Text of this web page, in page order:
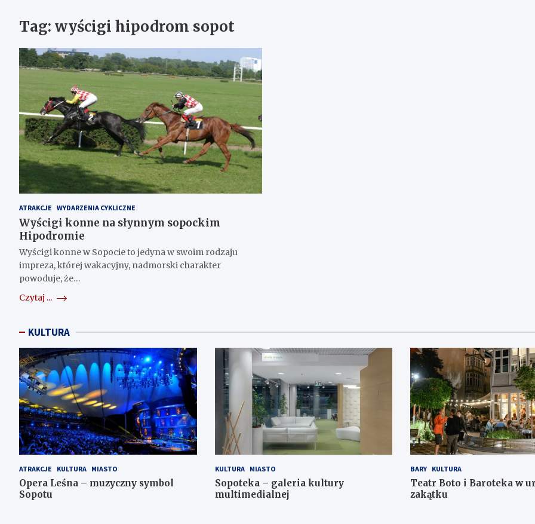
Tag: wyścigi hipodrom sopot
ATRAKCJE WYDARZENIA CYKLICZNE
Wyścigi konne na słynnym sopockim
Hipodromie
Wyścigi konne w Sopocie to jedyna w swoim rodzaju
impreza, której wakacyjny, nadmorski charakter
powoduje, że…
Czytaj ...
KULTURA
ATRAKCJE KULTURA MIASTO
Opera Leśna – muzyczny symbol
Sopotu
KULTURA MIASTO
Sopoteka – galeria kultury
multimedialnej
BARY KULTURA
Teatr Boto i Baroteka w
zakątku